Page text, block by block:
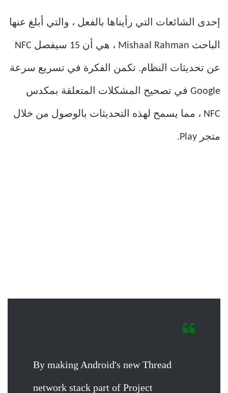
إحدى الشائعات التي رأيناها بالفعل ، والتي أبلغ عنها
الباحث Mishaal Rahman ، هي أن 15 سيفصل NFC
عن تحديثات النظام. تكمن الفكرة في تسريع سرعة
Google في تصحيح المشكلات المتعلقة بمكدس
NFC ، مما يسمح لهذه التحديثات بالوصول من خلال
متجر Play.
By making Android's new Thread
network stack part of Project